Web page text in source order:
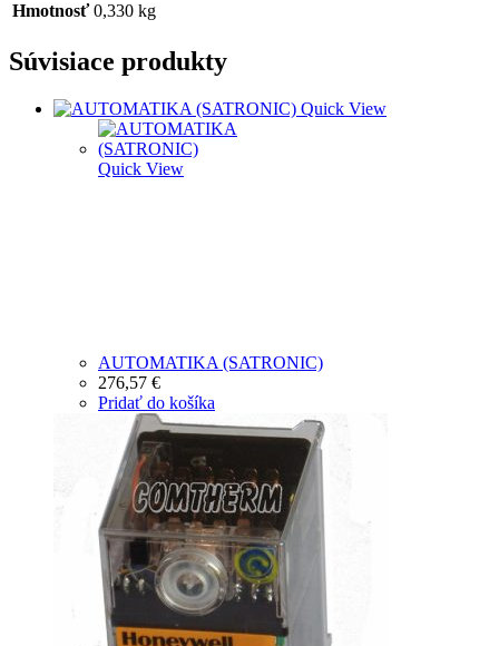
Hmotnosť 0,330 kg
Súvisiace produkty
Quick View
Quick View
AUTOMATIKA (SATRONIC)
276,57 €
Pridať do košíka